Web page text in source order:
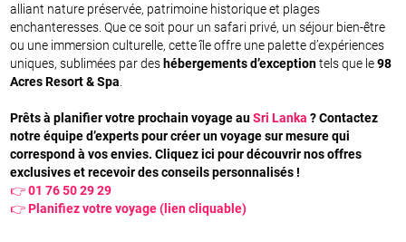
alliant nature préservée, patrimoine historique et plages
enchanteresses. Que ce soit pour un safari privé, un séjour bien-être
ou une immersion culturelle, cette île offre une palette d’expériences
uniques, sublimées par des hébergements d’exceptiontels que le98
Acres Resort & Spa
Prêts à planifier votre prochain voyage auSri Lanka ?Contactez
notre équipe d’experts pour créer un voyage sur mesure qui
correspond à vos envies. Cliquez ici pour découvrir nos offres
exclusives et recevoir des conseils personnalisés !
👉01 76 50 29 29
👉Planifiez votre voyage (lien cliquable)